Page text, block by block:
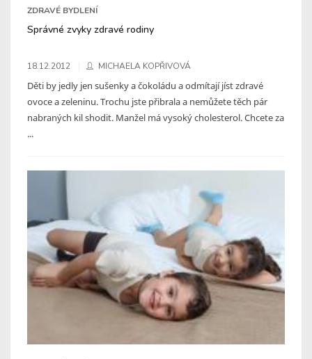
ZDRAVÉ BYDLENÍ
Správné zvyky zdravé rodiny
18.12.2012 MICHAELA KOPŘIVOVÁ
Děti by jedly jen sušenky a čokoládu a odmítají jíst zdravé
ovoce a zeleninu. Trochu jste přibrala a nemůžete těch pár
nabraných kil shodit. Manžel má vysoký cholesterol. Chcete za
...